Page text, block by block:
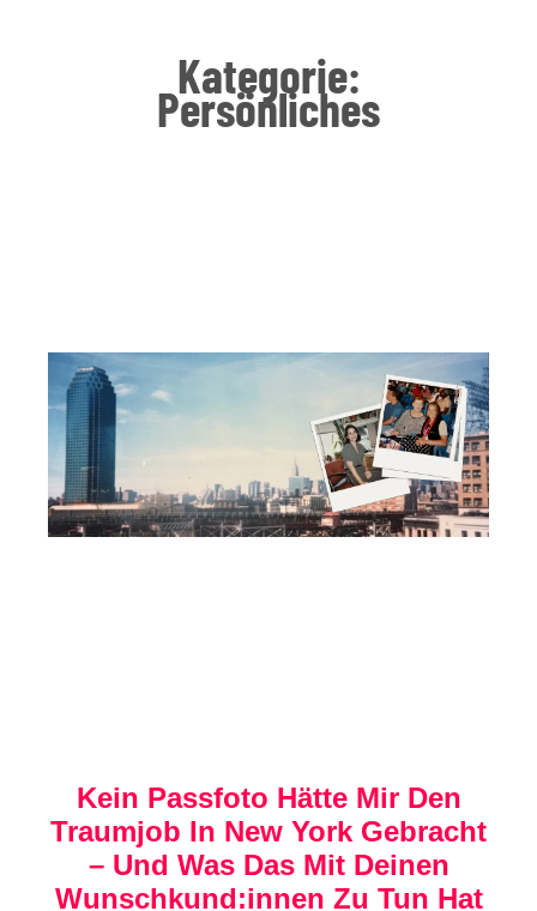
Kategorie:
Persönliches
Kein Passfoto Hätte Mir Den
Traumjob In New York Gebracht
– Und Was Das Mit Deinen
Wunschkund:innen Zu Tun Hat
Seite
Seite